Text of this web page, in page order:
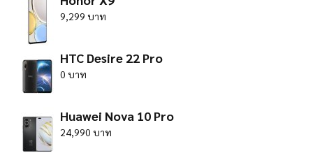
9,299 บาท
HTC Desire 22 Pro
0 บาท
Huawei Nova 10 Pro
24,990 บาท